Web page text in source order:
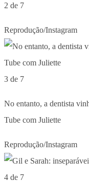
2 de 7
Reprodução/Instagram
3 de 7
No entanto, a dentista
Tube com Juliette
Reprodução/Instagram
4 de 7